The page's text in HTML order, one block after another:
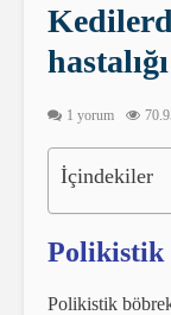
hastalığı
1 yorum
İçindekiler
Polikistik
Polikistik